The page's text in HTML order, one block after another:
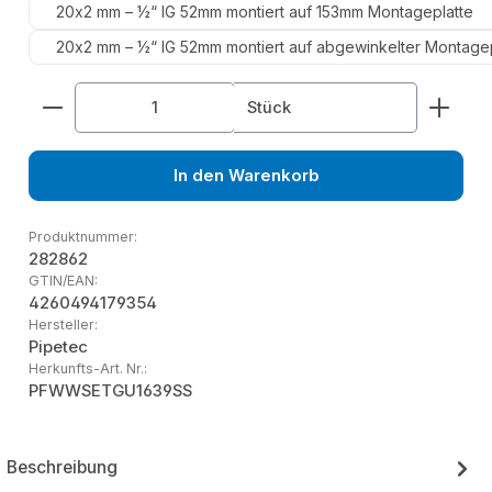
20x2 mm – ½“ IG 52mm montiert auf 153mm Montageplatte
20x2 mm – ½“ IG 52mm montiert auf abgewinkelter
Produkt Anzahl: Gib den gewünschten Wert
Stück
In den Warenkorb
Produktnummer:
282862
GTIN/EAN:
4260494179354
Hersteller:
Pipetec
Herkunfts-Art. Nr.:
PFWWSETGU1639SS
Beschreibung